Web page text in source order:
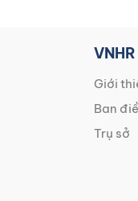
VNHR
Giới
Ban
Trụ sở